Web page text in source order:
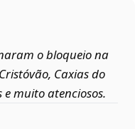
o bloqueio na
Caxias do
e muito atenciosos.